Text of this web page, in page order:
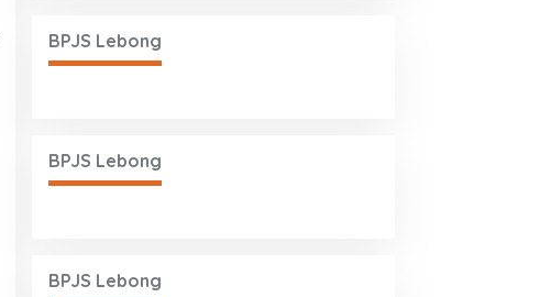
BPJS Lebong
BPJS Lebong
BPJS Lebong